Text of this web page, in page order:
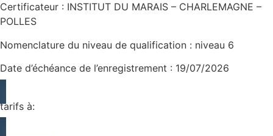
Certificateur : INSTITUT DU MARAIS – CHARLEMAGNE –
POLLES
Nomenclature du niveau de qualification : niveau 6
Date d’échéance de l’enregistrement : 19/07/2026
tarifs à: